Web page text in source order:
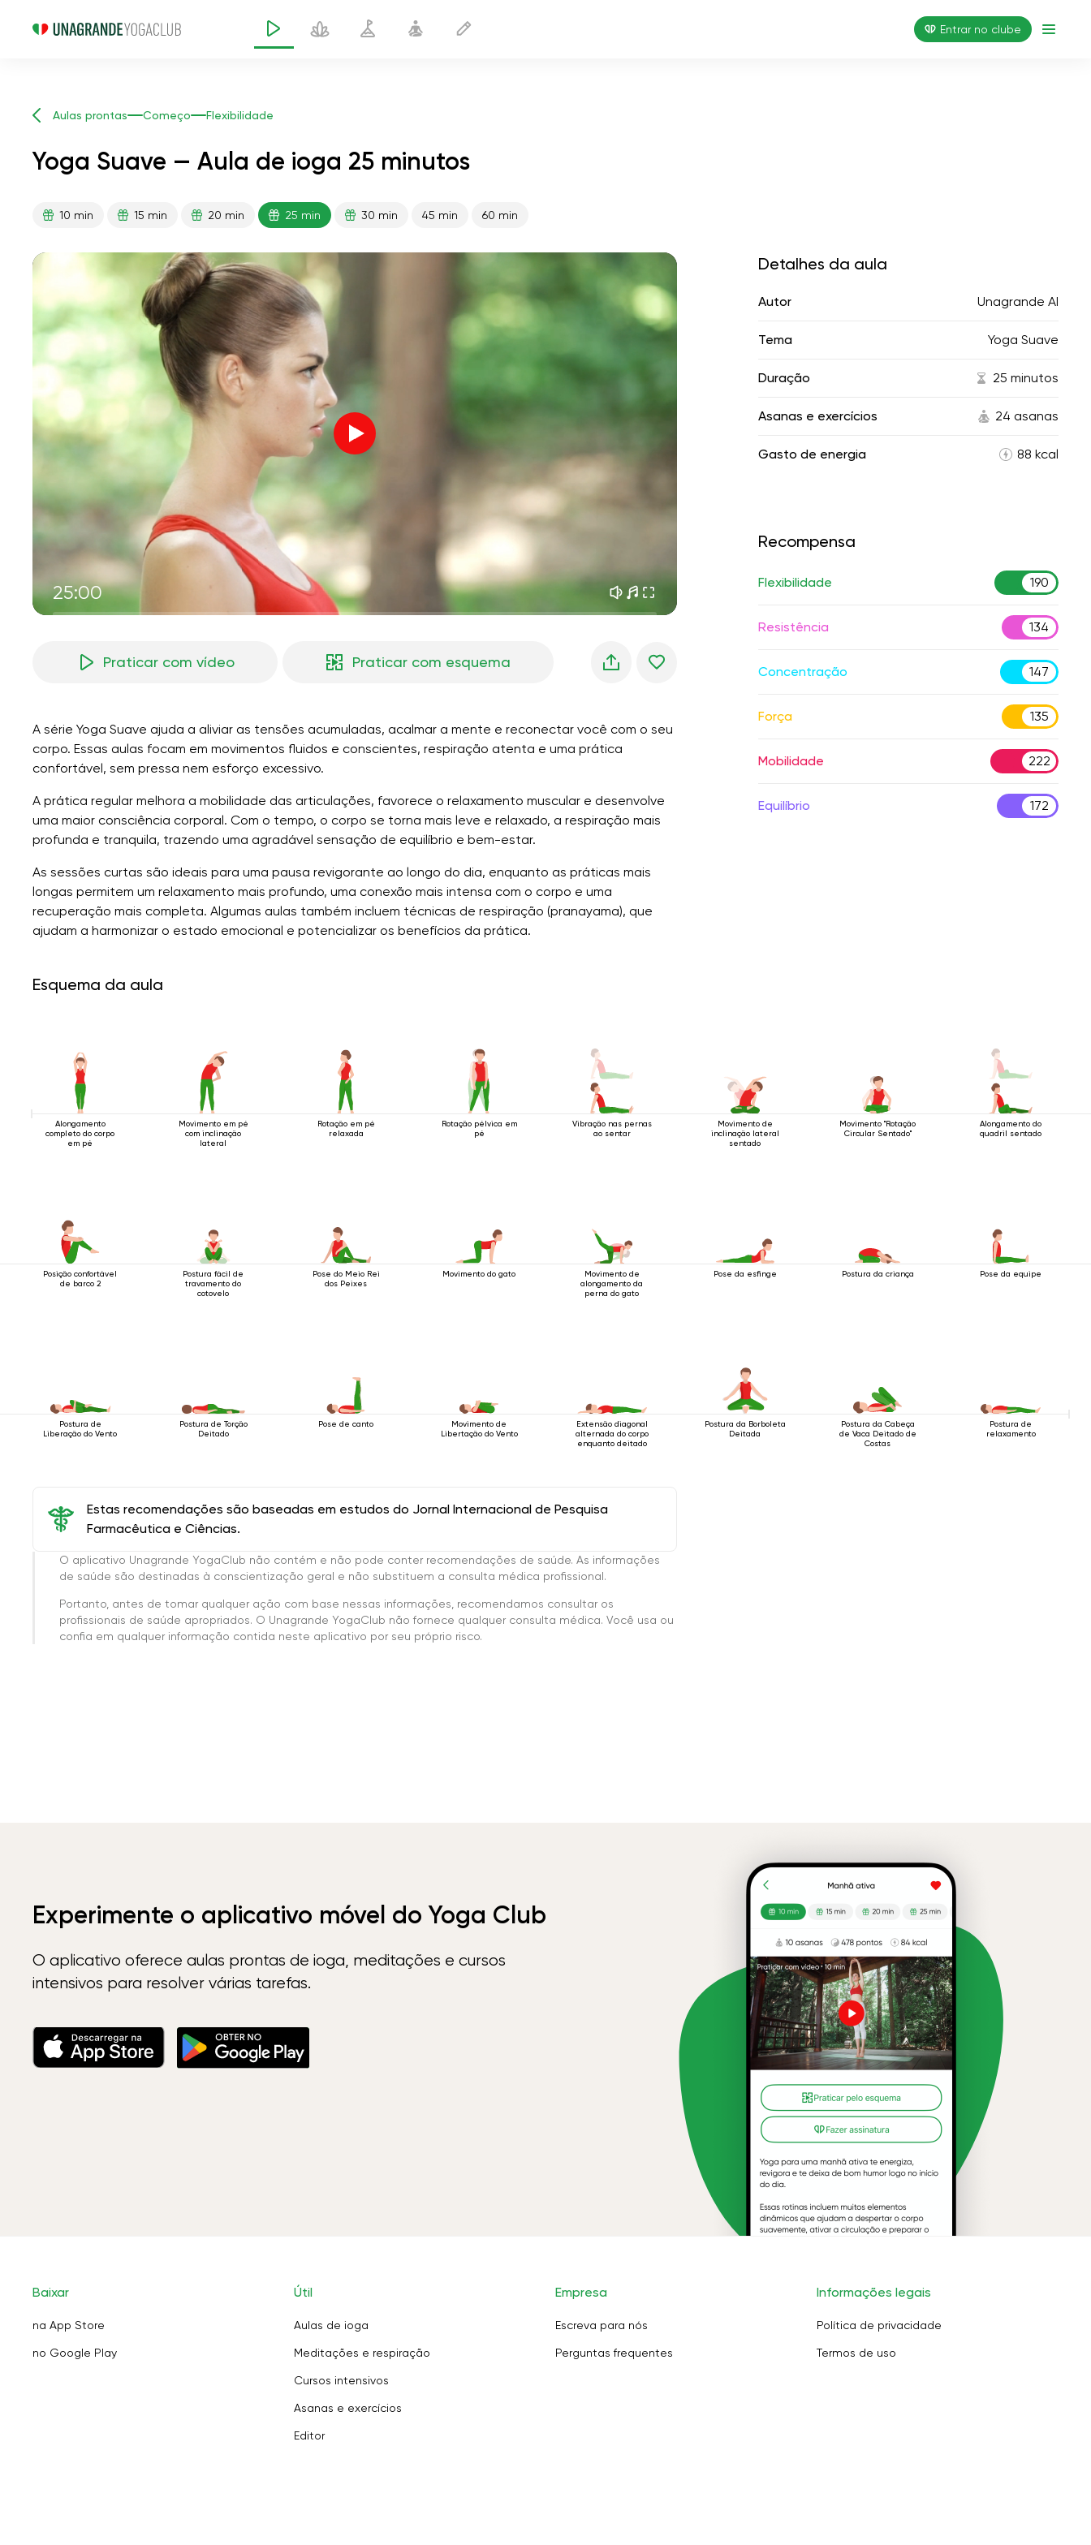
Entrar no clube
Aulas prontas Começo Flexibilidade
Yoga Suave — Aula de ioga 25 minutos
10 min 15 min 20 min 25 min 30 min 45 min 60 min
25:00
Música
01:44
chuva de verão 02:00
silêncio da montanha
a voz do vento
floresta da primavera 02:00
Praticar com vídeo Praticar com esquema
A série Yoga Suave ajuda a aliviar as tensões acumuladas, acalmar a mente e reconectar você com o seu
corpo. Essas aulas focam em movimentos fluidos e conscientes, respiração atenta e uma prática
confortável, sem pressa nem esforço excessivo.
A prática regular melhora a mobilidade das articulações, favorece o relaxamento muscular e desenvolve
uma maior consciência corporal. Com o tempo, o corpo se torna mais leve e relaxado, a respiração mais
profunda e tranquila, trazendo uma agradável sensação de equilíbrio e bem-estar.
As sessões curtas são ideais para uma pausa revigorante ao longo do dia, enquanto as práticas mais
longas permitem um relaxamento mais profundo, uma conexão mais intensa com o corpo e uma
recuperação mais completa. Algumas aulas também incluem técnicas de respiração (pranayama), que
ajudam a harmonizar o estado emocional e potencializar os benefícios da prática.
Detalhes da aula
Autor Unagrande AI
Tema Yoga Suave
Duração 25 minutos
Asanas e exercícios 24 asanas
Gasto de energia 88 kcal
Recompensa
Flexibilidade 190
Resistência 134
Concentração 147
Força 135
Mobilidade 222
Equilíbrio 172
Esquema da aula
Alongamento
completo do corpo
em pé
Movimento em pé
com inclinação
lateral
Rotação em pé
relaxada
Rotação pélvica em
pé
Vibração nas pernas
ao sentar
Movimento de
inclinação lateral
sentado
Movimento "Rotação
Circular Sentado"
Alongamento do
quadril sentado
Posição confortável
de barco 2
Postura fácil de
travamento do
cotovelo
Pose do Meio Rei
dos Peixes
Movimento do gato
Movimento de
alongamento da
perna do gato
Pose da esfinge Postura da criança Pose da equipe
Postura de
Liberação do Vento
Postura de Torção
Deitado
Pose de canto
Movimento de
Libertação do Vento
Extensão diagonal
alternada do corpo
enquanto deitado
Postura da Borboleta
Deitada
Postura da Cabeça
de Vaca Deitado de
Costas
Postura de
relaxamento
Estas recomendações são baseadas em estudos do Jornal Internacional de Pesquisa
Farmacêutica e Ciências.
O aplicativo Unagrande YogaClub não contém e não pode conter recomendações de saúde. As informações
de saúde são destinadas à conscientização geral e não substituem a consulta médica profissional.
Portanto, antes de tomar qualquer ação com base nessas informações, recomendamos consultar os
profissionais de saúde apropriados. O Unagrande YogaClub não fornece qualquer consulta médica. Você usa ou
confia em qualquer informação contida neste aplicativo por seu próprio risco.
Experimente o aplicativo móvel do Yoga Club
O aplicativo oferece aulas prontas de ioga, meditações e cursos
intensivos para resolver várias tarefas.
Baixar
na App Store
no Google Play
Útil
Aulas de ioga
Meditações e respiração
Cursos intensivos
Asanas e exercícios
Editor
Empresa
Escreva para nós
Perguntas frequentes
Informações legais
Política de privacidade
Termos de uso